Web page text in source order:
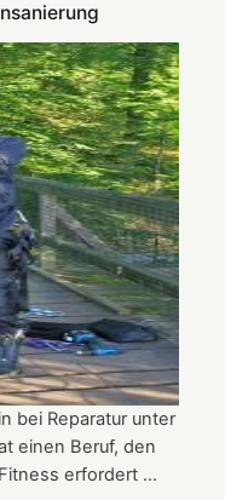
bei Reparatur unter
einen Beruf, den
erfordert ...